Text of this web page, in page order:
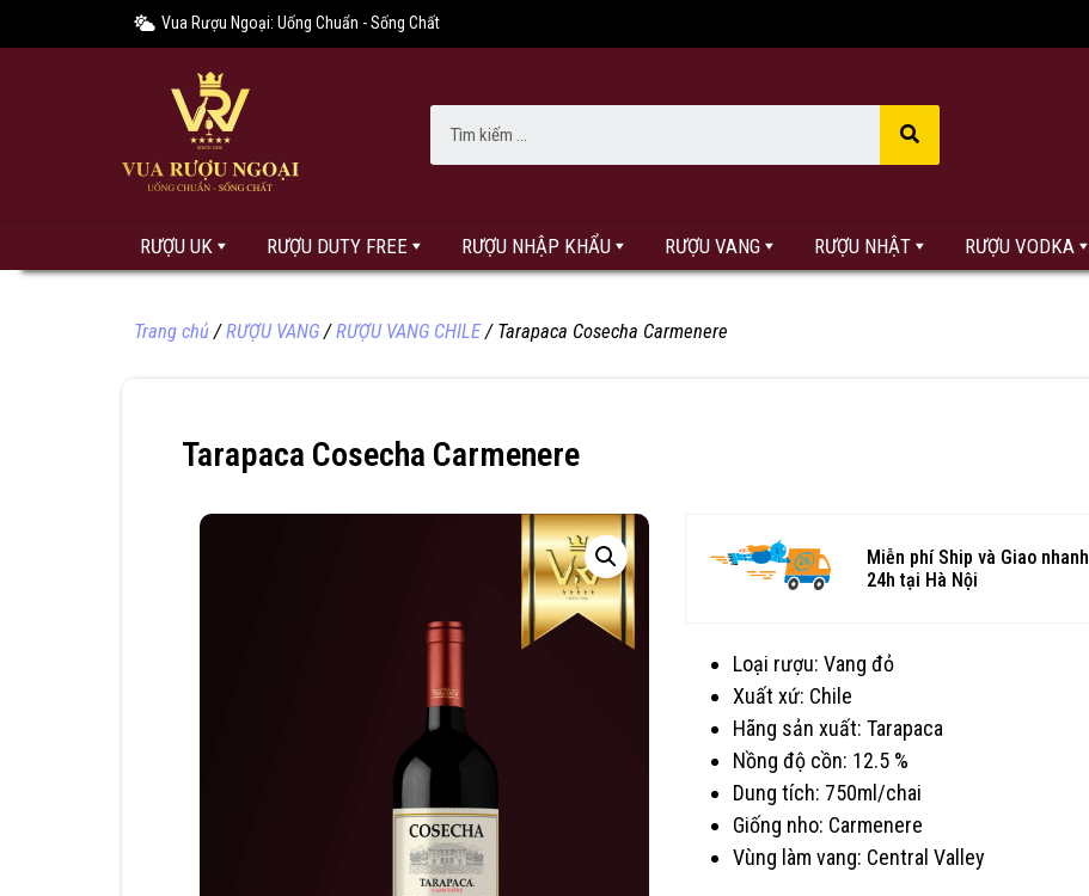
Vua Rượu Ngoại: Uống Chuẩn - Sống Chất
RƯỢU UK RƯỢU DUTY FREE RƯỢU NHẬP KHẨU RƯỢU VANG RƯỢU NHẬT RƯỢU VODKA
Trang chủ/RƯỢU VANG/RƯỢU VANG CHILE/ Tarapaca Cosecha Carmenere
Tarapaca Cosecha Carmenere
Miễn phí Ship và Giao nhanh
24h tại Hà Nội
Loại rượu: Vang đỏ
Xuất xứ: Chile
Hãng sản xuất: Tarapaca
Nồng độ cồn: 12.5 %
Dung tích: 750ml/chai
Giống nho: Carmenere
Vùng làm vang: Central Valley